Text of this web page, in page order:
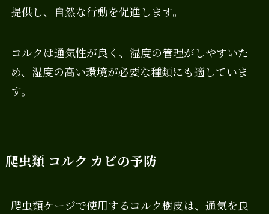
提供し、自然な行動を促進します。
コルクは通気性が良く、湿度の管理がしやすいた
め、湿度の高い環境が必要な種類にも適していま
す。
爬虫類 コルク カビの予防
爬虫類ケージで使用するコルク樹皮は、通気を良